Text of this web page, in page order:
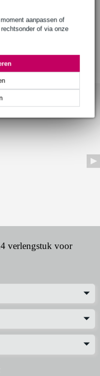
aanpassen of
of via onze
verlengstuk voor